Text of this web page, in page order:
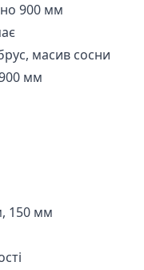
900 мм
масив сосни
мм
150 мм